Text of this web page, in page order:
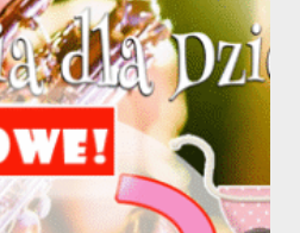
koszyku.